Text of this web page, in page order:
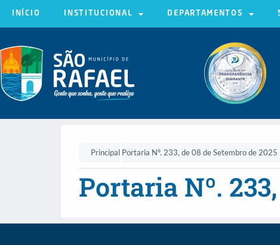
INÍCIO INSTITUCIONAL DEPARTAMENTOS
Principal Portaria Nº. 233, de 08 de Setembro de 2025
Portaria Nº.